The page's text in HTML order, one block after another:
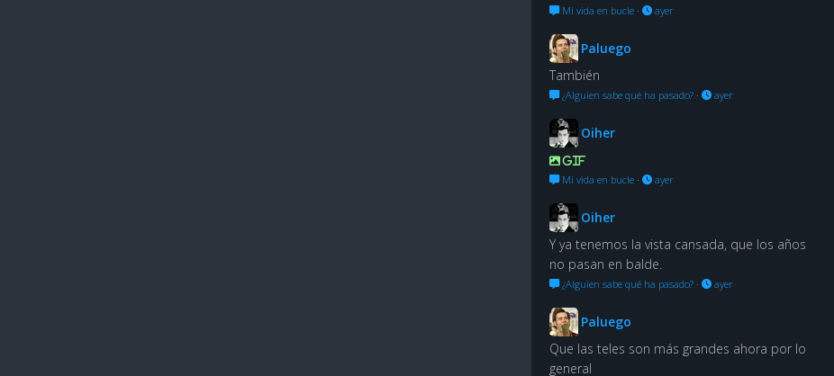
Mi vida en bucle · ayer
Paluego
También
¿Alguien sabe qué ha pasado? · ayer
Oiher
GIF
Mi vida en bucle · ayer
Oiher
Y ya tenemos la vista cansada, que los años
no pasan en balde.
¿Alguien sabe qué ha pasado? · ayer
Paluego
Que las teles son más grandes ahora por lo
general